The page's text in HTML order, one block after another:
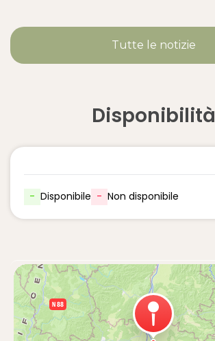
Tutte le notizie
Disponibilità
- Disponibile - Non disponibile